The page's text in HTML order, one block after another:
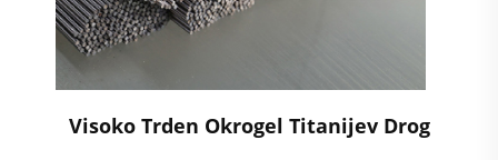
Visoko Trden Okrogel Titanijev Drog